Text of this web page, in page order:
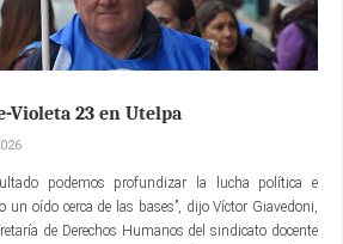
Violeta 23 en Utelpa
podemos profundizar la lucha política e
un oído cerca de las bases”, dijo Víctor Giavedoni,
de Derechos Humanos del sindicato docente